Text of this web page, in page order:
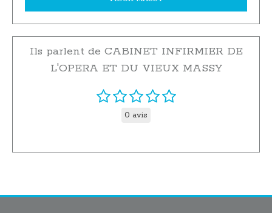
Ils parlent de CABINET INFIRMIER DE
L'OPERA ET DU VIEUX MASSY
0 avis